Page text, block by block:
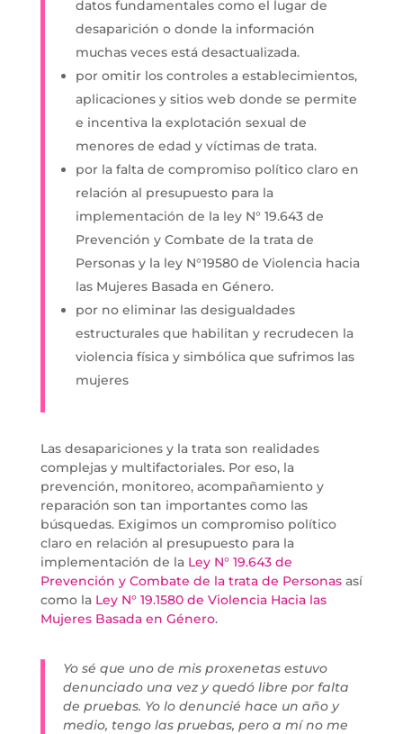
datos fundamentales como el lugar de
desaparición o donde la información
muchas veces está desactualizada.
por omitir los controles a establecimientos,
aplicaciones y sitios web donde se permite
e incentiva la explotación sexual de
menores de edad y víctimas de trata.
por la falta de compromiso político claro en
relación al presupuesto para la
implementación de la ley N° 19.643 de
Prevención y Combate de la trata de
Personas y la ley N°19580 de Violencia hacia
las Mujeres Basada en Género.
por no eliminar las desigualdades
estructurales que habilitan y recrudecen la
violencia física y simbólica que sufrimos las
mujeres
Las desapariciones y la trata son realidades
complejas y multifactoriales. Por eso, la
prevención, monitoreo, acompañamiento y
reparación son tan importantes como las
búsquedas. Exigimos un compromiso político
claro en relación al presupuesto para la
implementación de la Ley N° 19.643 de
Prevención y Combate de la trata de Personasasí
como la Ley N° 19.1580 de Violencia Hacia las
Mujeres Basada en Género.
Yo sé que uno de mis proxenetas estuvo
denunciado una vez y quedó libre por falta
de pruebas. Yo lo denuncié hace un año y
medio, tengo las pruebas, pero a mí no me